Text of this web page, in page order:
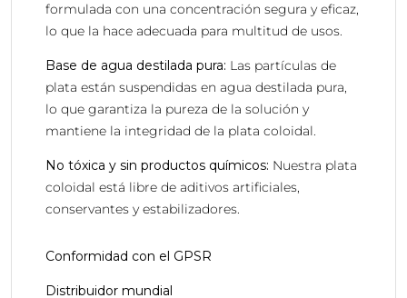
formulada con una concentración segura y eficaz,
lo que la hace adecuada para multitud de usos.
Base de agua destilada pura: Las partículas de
plata están suspendidas en agua destilada pura,
lo que garantiza la pureza de la solución y
mantiene la integridad de la plata coloidal.
No tóxica y sin productos químicos: Nuestra plata
coloidal está libre de aditivos artificiales,
conservantes y estabilizadores.
Conformidad con el GPSR
Distribuidor mundial